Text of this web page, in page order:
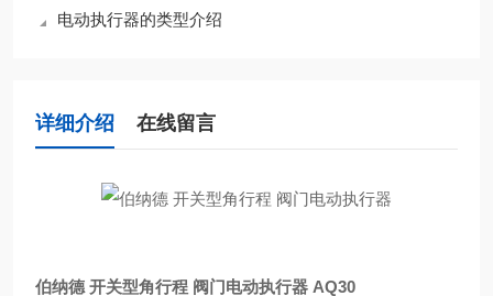
电动执行器的类型介绍
详细介绍 在线留言
伯纳德 开关型角行程 阀门电动执行器 AQ30